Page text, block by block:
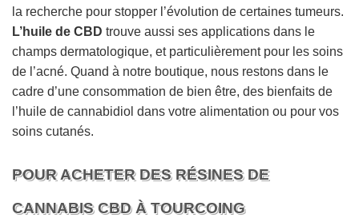
la recherche pour stopper l’évolution de certaines tumeurs.
L’huile de CBD trouve aussi ses applications dans le
champs dermatologique, et particulièrement pour les soins
de l’acné. Quand à notre boutique, nous restons dans le
cadre d’une consommation de bien être, des bienfaits de
l’huile de cannabidiol dans votre alimentation ou pour vos
soins cutanés.
POUR ACHETER DES RÉSINES DE
CANNABIS CBD À TOURCOING